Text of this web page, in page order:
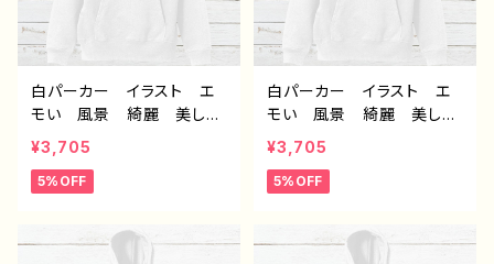
白パーカー イラスト エ
モい 風景 綺麗 美し
い 景色 おしゃれ 可愛
い女の子 メンズ レディ
ース おすすめ 個性的
クリエイター 絵師 オリ
ジナル デザイン グッ
¥3,705
5%OFF
白パーカー イラスト エ
モい 風景 綺麗 美し
い 景色 おしゃれ 可愛
い女の子 メンズ レディ
ース おすすめ 個性的
クリエイター 絵師 オリ
ジナル デザイン グッ
¥3,705
5%OFF